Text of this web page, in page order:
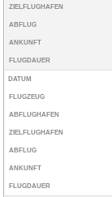
ZIELFLUGHAFEN
ABFLUG
ANKUNFT
FLUGDAUER
DATUM
FLUGZEUG
ABFLUGHAFEN
ZIELFLUGHAFEN
ABFLUG
ANKUNFT
FLUGDAUER